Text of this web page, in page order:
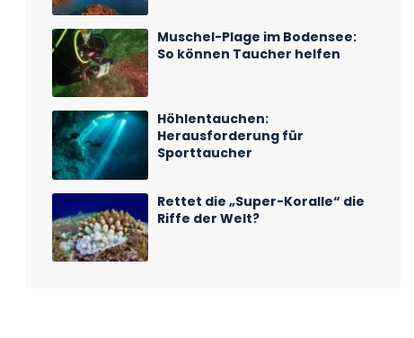
Muschel-Plage im Bodensee:
So können Taucher helfen
Höhlentauchen:
Herausforderung für
Sporttaucher
Rettet die „Super-Koralle“ die
Riffe der Welt?